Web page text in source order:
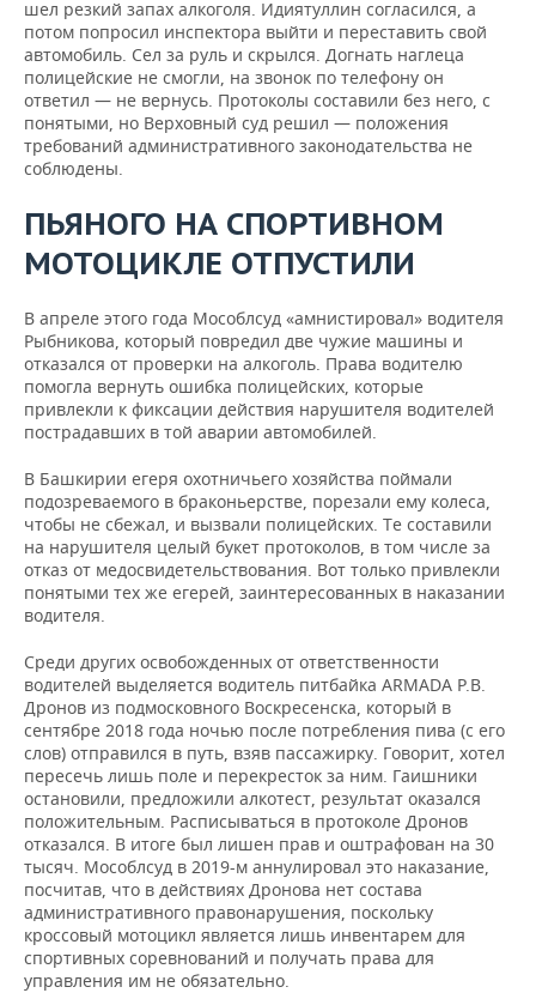
шел резкий запах алкоголя. Идиятуллин согласился, а
потом попросил инспектора выйти и переставить свой
автомобиль. Сел за руль и скрылся. Догнать наглеца
полицейские не смогли, на звонок по телефону он
ответил — не вернусь. Протоколы составили без него, с
понятыми, но Верховный суд решил — положения
требований административного законодательства не
соблюдены.
ПЬЯНОГО НА СПОРТИВНОМ
МОТОЦИКЛЕ ОТПУСТИЛИ
В апреле этого года Мособлсуд «амнистировал» водителя
Рыбникова, который повредил две чужие машины и
отказался от проверки на алкоголь. Права водителю
помогла вернуть ошибка полицейских, которые
привлекли к фиксации действия нарушителя водителей
пострадавших в той аварии автомобилей.
В Башкирии егеря охотничьего хозяйства поймали
подозреваемого в браконьерстве, порезали ему колеса,
чтобы не сбежал, и вызвали полицейских. Те составили
на нарушителя целый букет протоколов, в том числе за
отказ от медосвидетельствования. Вот только привлекли
понятыми тех же егерей, заинтересованных в наказании
водителя.
Среди других освобожденных от ответственности
водителей выделяется водитель питбайка ARMADA Р.В.
Дронов из подмосковного Воскресенска, который в
сентябре 2018 года ночью после потребления пива (с его
слов) отправился в путь, взяв пассажирку. Говорит, хотел
пересечь лишь поле и перекресток за ним. Гаишники
остановили, предложили алкотест, результат оказался
положительным. Расписываться в протоколе Дронов
отказался. В итоге был лишен прав и оштрафован на 30
тысяч. Мособлсуд в 2019-м аннулировал это наказание,
посчитав, что в действиях Дронова нет состава
административного правонарушения, поскольку
кроссовый мотоцикл является лишь инвентарем для
спортивных соревнований и получать права для
управления им не обязательно.